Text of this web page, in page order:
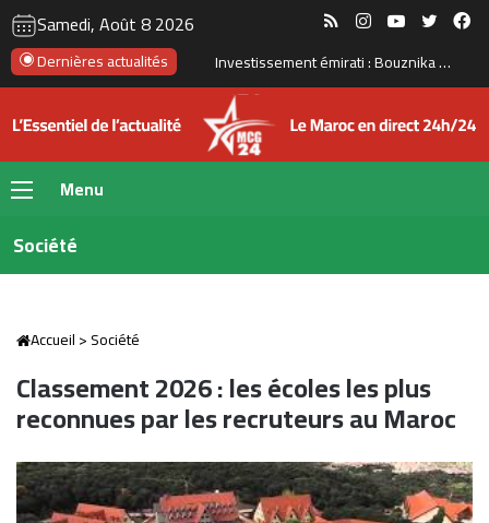
Samedi, Août 8 2026 RSS InstagramYouTube
Dernières actualités Investissement émirati : Bouznika prépare une nouvelle transformation de son front de mer
Menu
Société
Accueil>Société
Classement 2026 : les écoles les plus
reconnues par les recruteurs au Maroc